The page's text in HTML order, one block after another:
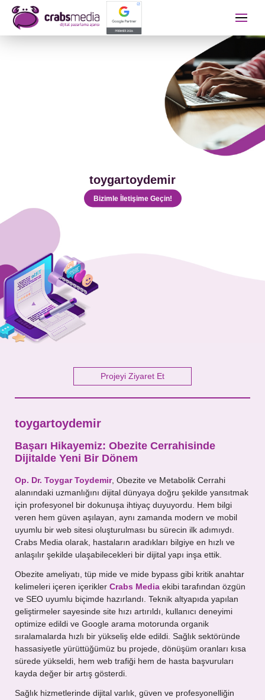
toygartoydemir
Bizimle İletişime Geçin!
Projeyi Ziyaret Et
toygartoydemir
Başarı Hikayemiz: Obezite Cerrahisinde
Dijitalde Yeni Bir Dönem
Op. Dr. Toygar Toydemir, Obezite ve Metabolik Cerrahi
alanındaki uzmanlığını dijital dünyaya doğru şekilde yansıtmak
için profesyonel bir dokunuşa ihtiyaç duyuyordu. Hem bilgi
veren hem güven aşılayan, aynı zamanda modern ve mobil
uyumlu bir web sitesi oluşturulması bu sürecin ilk adımıydı.
Crabs Media olarak, hastaların aradıkları bilgiye en hızlı ve
anlaşılır şekilde ulaşabilecekleri bir dijital yapı inşa ettik.
Obezite ameliyatı, tüp mide ve mide bypass gibi kritik anahtar
kelimeleri içeren içerikler Crabs Media ekibi tarafından özgün
ve SEO uyumlu biçimde hazırlandı. Teknik altyapıda yapılan
geliştirmeler sayesinde site hızı artırıldı, kullanıcı deneyimi
optimize edildi ve Google arama motorunda organik
sıralamalarda hızlı bir yükseliş elde edildi. Sağlık sektöründe
hassasiyetle yürüttüğümüz bu projede, dönüşüm oranları kısa
sürede yükseldi, hem web trafiği hem de hasta başvuruları
kayda değer bir artış gösterdi.
Sağlık hizmetlerinde dijital varlık, güven ve profesyonelliğin
İletişime Geçip Teklinizi
Almak İstediğiniz Hizmet
Mesajınız